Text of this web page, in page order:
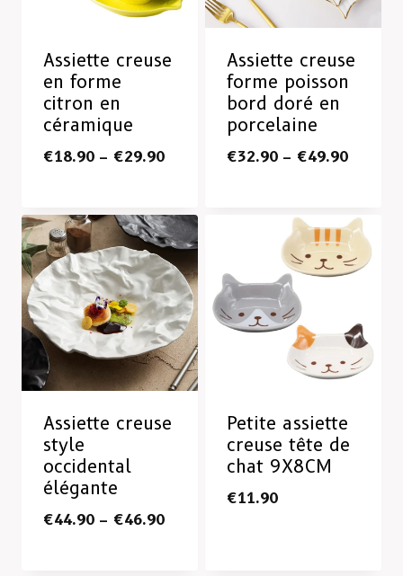
Assiette creuse
en forme
citron en
céramique
€18.90 – €29.90
Assiette creuse
forme poisson
bord doré en
porcelaine
€32.90 – €49.90
Assiette creuse
style
occidental
élégante
€44.90 – €46.90
Petite assiette
creuse tête de
chat 9X8CM
€11.90